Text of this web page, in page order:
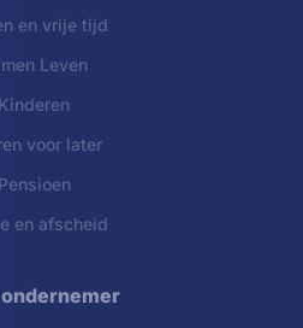
en vrije tijd
Leven
Kinderen
voor later
Pensioen
en afscheid